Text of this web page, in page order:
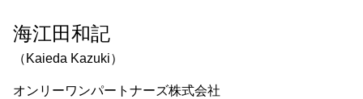
海江田和記
（Kaieda Kazuki）
オンリーワンパートナーズ株式会社